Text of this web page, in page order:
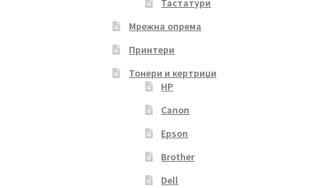
Тастатури
Мрежна опрема
Принтери
Тонери и кертриџи
HP
Canon
Epson
Brother
Dell